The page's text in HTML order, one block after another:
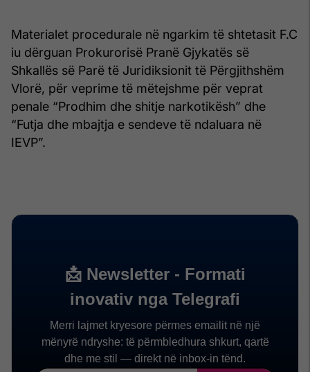
Materialet procedurale në ngarkim të shtetasit F.C
iu dërguan Prokurorisë Pranë Gjykatës së
Shkallës së Parë të Juridiksionit të Përgjithshëm
Vlorë, për veprime të mëtejshme për veprat
penale “Prodhim dhe shitje narkotikësh” dhe
“Futja dhe mbajtja e sendeve të ndaluara në
IEVP”.